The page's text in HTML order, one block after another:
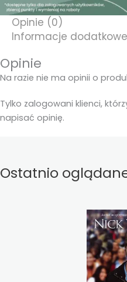
Opinie (0)
Informacje dodatkowe
Opinie
Na razie nie ma opinii o
Tylko zalogowani klienci,
napisać opinię.
Ostatnio